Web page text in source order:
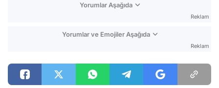
Yorumlar Aşağıda
Reklam
Yorumlar ve Emojiler Aşağıda
Reklam